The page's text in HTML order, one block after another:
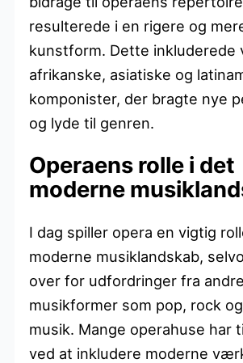
resulterede i en rigere og
kunstform. Dette
afrikanske, asiatiske og
komponister, der bragte nye
og lyde til genren.
Operaens rolle i det
moderne
I dag spiller opera en vigtig
moderne musiklandskab,
over for udfordringer fra andre
musikformer som pop, rock
musik. Mange operahuse har
ved at inkludere moderne